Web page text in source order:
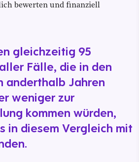
bewerten und finanziell
gleichzeitig 95
Fälle, die in den
anderthalb Jahren
weniger zur
kommen würden,
in diesem Vergleich mit